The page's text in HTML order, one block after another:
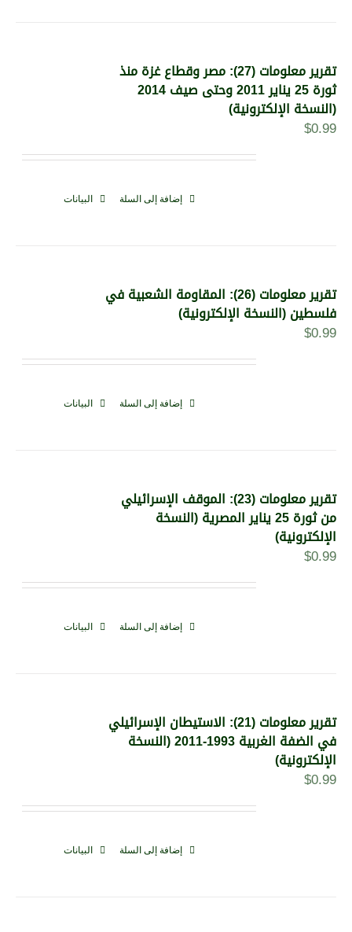
تقرير معلومات (27): مصر وقطاع غزة منذ
ثورة 25 يناير 2011 وحتى صيف 2014
(النسخة الإلكترونية)
$0.99
إضافة إلى السلة البيانات
تقرير معلومات (26): المقاومة الشعبية في
فلسطين (النسخة الإلكترونية)
$0.99
إضافة إلى السلة البيانات
تقرير معلومات (23): الموقف الإسرائيلي
من ثورة 25 يناير المصرية (النسخة
الإلكترونية)
$0.99
إضافة إلى السلة البيانات
تقرير معلومات (21): الاستيطان الإسرائيلي
في الضفة الغربية 1993-2011 (النسخة
الإلكترونية)
$0.99
إضافة إلى السلة البيانات